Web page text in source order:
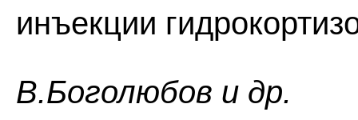
инъекции
В.Боголюбов и др.